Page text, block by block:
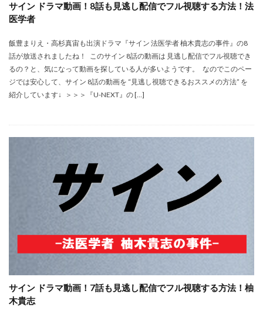
サイン ドラマ動画！8話も見逃し配信でフル視聴する方法！法
医学者
飯豊まりえ・高杉真宙も出演ドラマ『サイン 法医学者 柚木貴志の事件』の8
話が放送されましたね！ このサイン 8話の動画は 見逃し配信でフル視聴でき
るの？と、気になって動画を探している人が多いようです。 なのでこのペー
ジでは安心して、サイン 8話の動画を “見逃し視聴できるおススメの方法” を
紹介しています↓ ＞＞＞『U-NEXT』の […]
サイン ドラマ動画！7話も見逃し配信でフル視聴する方法！柚
木貴志